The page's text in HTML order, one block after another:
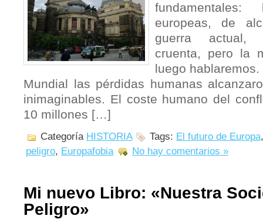
europeas, de
guerra actual,
cruenta, pero la
luego
Mundial las pérdidas humanas
inimaginables. El coste humano del
10 millones […]
Categoría HISTORIA Tags: El futuro de Europa
peligro, Europafobia No hay comentarios »
Mi nuevo Libro: «Nuestra
Peligro»